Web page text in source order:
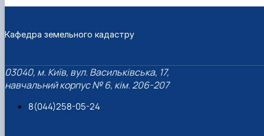
Кафедра земельного кадастру
03040, м. Київ, вул. Васильківська, 17,
навчальний корпус № 6, кім. 206-207
8(044)258-05-24